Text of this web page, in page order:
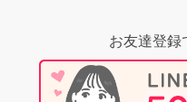
お友達登録